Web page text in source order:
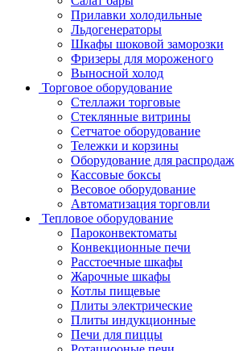
Прилавки холодильные
Льдогенераторы
Шкафы шоковой заморозки
Фризеры для мороженого
Выносной холод
Торговое оборудование
Стеллажи торговые
Стеклянные витрины
Сетчатое оборудование
Тележки и корзины
Оборудование для распродаж
Кассовые боксы
Весовое оборудование
Автоматизация торговли
Тепловое оборудование
Пароконвектоматы
Конвекционные печи
Расстоечные шкафы
Жарочные шкафы
Котлы пищевые
Плиты электрические
Плиты индукционные
Печи для пиццы